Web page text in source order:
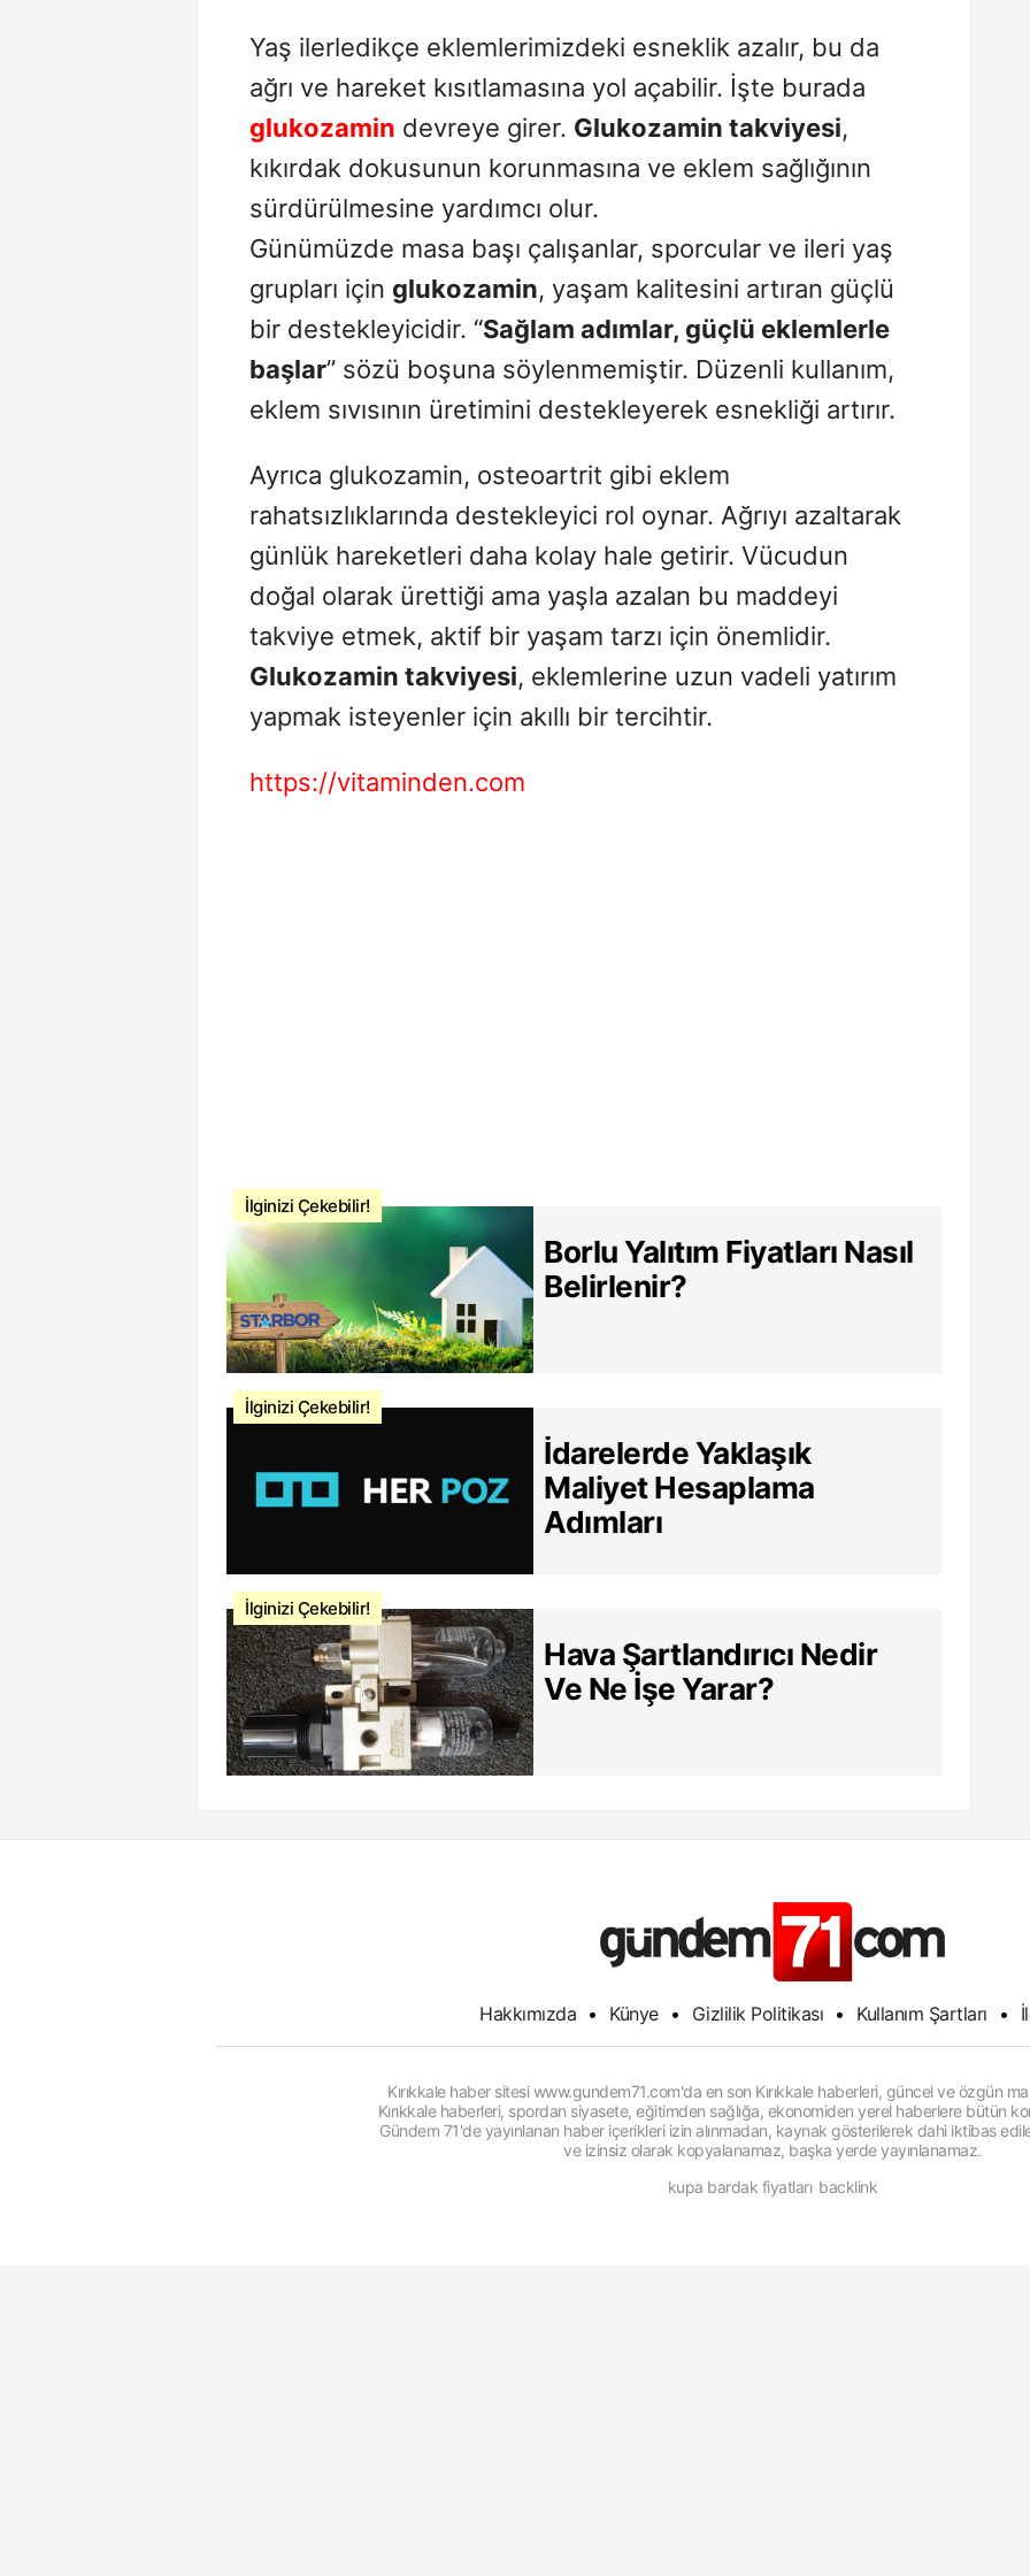
Yaş ilerledikçe eklemlerimizdeki esneklik azalır, bu da
ağrı ve hareket kısıtlamasına yol açabilir. İşte burada
glukozamin devreye girer. Glukozamin takviyesi,
kıkırdak dokusunun korunmasına ve eklem sağlığının
sürdürülmesine yardımcı olur.
Günümüzde masa başı çalışanlar, sporcular ve ileri yaş
grupları için glukozamin, yaşam kalitesini artıran güçlü
bir destekleyicidir. “Sağlam adımlar, güçlü eklemlerle
başlar” sözü boşuna söylenmemiştir. Düzenli kullanım,
eklem sıvısının üretimini destekleyerek esnekliği artırır.
Ayrıca glukozamin, osteoartrit gibi eklem
rahatsızlıklarında destekleyici rol oynar. Ağrıyı azaltarak
günlük hareketleri daha kolay hale getirir. Vücudun
doğal olarak ürettiği ama yaşla azalan bu maddeyi
takviye etmek, aktif bir yaşam tarzı için önemlidir.
Glukozamin takviyesi, eklemlerine uzun vadeli yatırım
yapmak isteyenler için akıllı bir tercihtir.
https://vitaminden.com
İlginizi Çekebilir!
Borlu Yalıtım Fiyatları Nasıl
Belirlenir?
İlginizi Çekebilir!
İdarelerde Yaklaşık
Maliyet Hesaplama
Adımları
İlginizi Çekebilir!
Hava Şartlandırıcı Nedir
Ve Ne İşe Yarar?
Hakkımızda • Künye • Gizlilik Politikası • Kullanım Şartları •
Kırıkkale haber sitesi www.gundem71.com'da en son Kırıkkale haberleri, güncel ve özgün
Kırıkkale haberleri, spordan siyasete, eğitimden sağlığa, ekonomiden yerel haberlere bütün
Gündem 71'de yayınlanan haber içerikleri izin alınmadan, kaynak gösterilerek dahi iktibas
ve izinsiz olarak kopyalanamaz, başka yerde yayınlanamaz.
kupa bardak fiyatları backlink